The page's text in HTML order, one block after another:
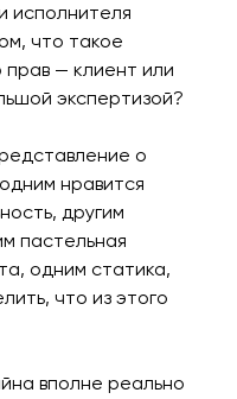
исполнителя
что такое
прав — клиент или
экспертизой?
о
нравится
другим
пастельная
одним статика,
что из этого
вполне реально